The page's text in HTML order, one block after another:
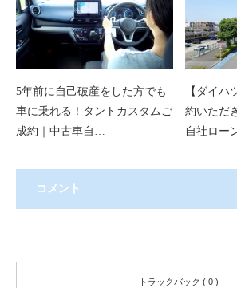
5年前に自己破産をした方でも
車に乗れる！タントカスタムご
成約｜中古車自…
【ダイ
約いただ
自社ロー
コメント
トラックバック ( 0 )